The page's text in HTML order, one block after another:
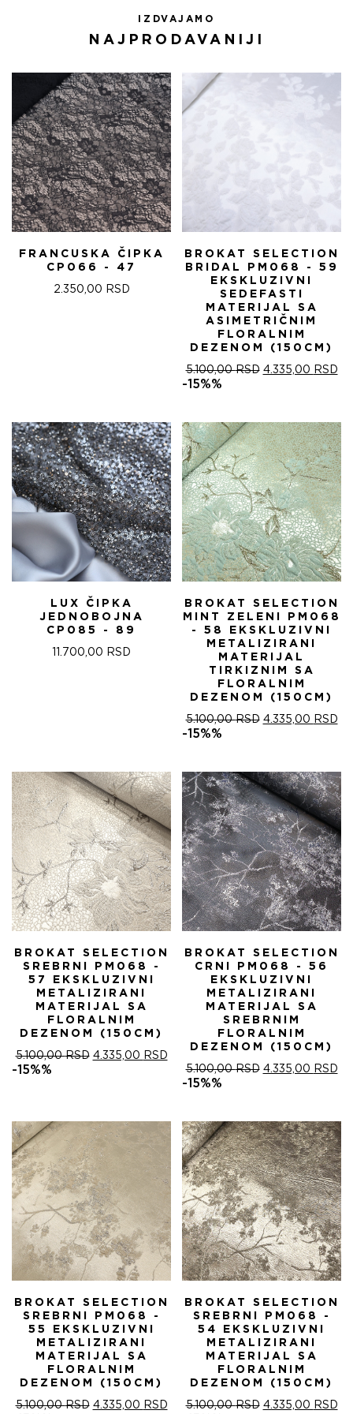
IZDVAJAMO
NAJPRODAVANIJI
FRANCUSKA ČIPKA
CP066 - 47
2.350,00 RSD
BROKAT SELECTION
BRIDAL PM068 - 59
EKSKLUZIVNI
SEDEFASTI
MATERIJAL SA
ASIMETRIČNIM
FLORALNIM
DEZENOM (150CM)
5.100,00RSD ОРИГИНАЛНА
5.100,00 RSD.
4.335,00 RSD
-15%%
LUX ČIPKA
JEDNOBOJNA
CP085 - 89
11.700,00 RSD
BROKAT SELECTION
MINT ZELENI PM068
- 58 EKSKLUZIVNI
METALIZIRANI
MATERIJAL
TIRKIZNIM SA
FLORALNIM
DEZENOM (150CM)
5.100,00RSD ОРИГИНАЛНА
5.100,00 RSD.
4.335,00 RSD
-15%%
BROKAT SELECTION
SREBRNI PM068 -
57 EKSKLUZIVNI
METALIZIRANI
MATERIJAL SA
FLORALNIM
DEZENOM (150CM)
5.100,00RSD ОРИГИНАЛНА
4.335,00 RSDТРЕНУТНА
ЦЕНА
-15%%
BROKAT SELECTION
CRNI PM068 - 56
EKSKLUZIVNI
METALIZIRANI
MATERIJAL SA
SREBRNIM
FLORALNIM
DEZENOM (150CM)
5.100,00RSD ОРИГИНАЛНА
5.100,00 RSD.
4.335,00 RSD
-15%%
BROKAT SELECTION
SREBRNI PM068 -
55 EKSKLUZIVNI
METALIZIRANI
MATERIJAL SA
FLORALNIM
DEZENOM (150CM)
5.100,00RSD ОРИГИНАЛНА
4.335,00 RSDТРЕНУТНА
BROKAT SELECTION
SREBRNI PM068 -
54 EKSKLUZIVNI
METALIZIRANI
MATERIJAL SA
FLORALNIM
DEZENOM (150CM)
5.100,00RSD ОРИГИНАЛНА
4.335,00 RSD